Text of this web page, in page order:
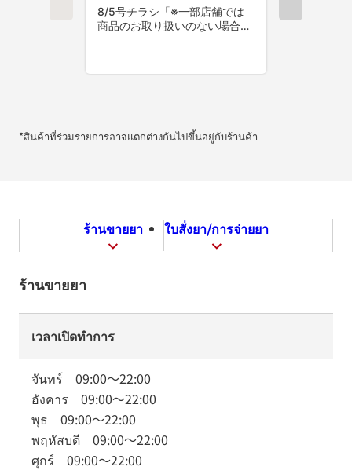
*สินค้าที่ร่วมรายการอาจแตกต่างกันไปขึ้นอยู่กับร้านค้า
ร้านขายยา ใบสั่งยา/การจ่ายยา
ร้านขายยา
เวลาเปิดทำการ
จันทร์ 09:00～22:00
อังคาร 09:00～22:00
พุธ 09:00～22:00
พฤหัสบดี 09:00～22:00
ศุกร์ 09:00～22:00